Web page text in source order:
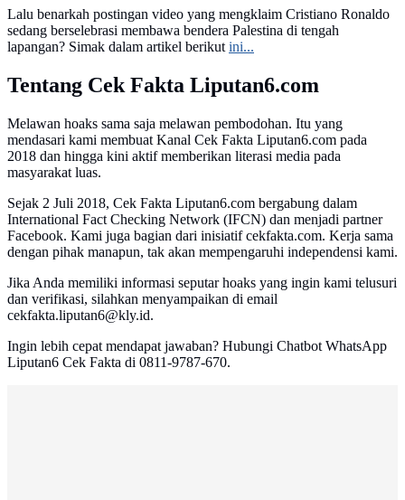
Lalu benarkah postingan video yang mengklaim Cristiano Ronaldo
sedang berselebrasi membawa bendera Palestina di tengah
lapangan? Simak dalam artikel berikutini...
Tentang Cek Fakta Liputan6.com
Melawan hoaks sama saja melawan pembodohan. Itu yang
mendasari kami membuat Kanal Cek Fakta Liputan6.com pada
2018 dan hingga kini aktif memberikan literasi media pada
masyarakat luas.
Sejak 2 Juli 2018, Cek Fakta Liputan6.com bergabung dalam
International Fact Checking Network (IFCN) dan menjadi partner
Facebook. Kami juga bagian dari inisiatif cekfakta.com. Kerja sama
dengan pihak manapun, tak akan mempengaruhi independensi kami.
Jika Anda memiliki informasi seputar hoaks yang ingin kami telusuri
dan verifikasi, silahkan menyampaikan di email
cekfakta.liputan6@kly.id.
Ingin lebih cepat mendapat jawaban? Hubungi Chatbot WhatsApp
Liputan6 Cek Fakta di 0811-9787-670.